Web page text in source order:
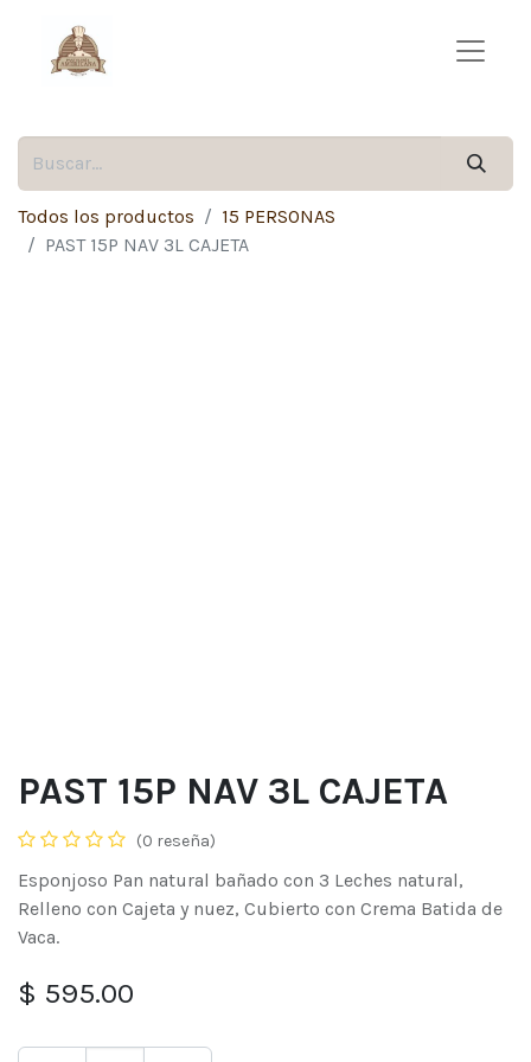
Todos los productos
15 PERSONAS
PAST 15P NAV 3L CAJETA
PAST 15P NAV 3L CAJETA
(0 reseña)
Esponjoso Pan natural bañado con 3 Leches natural,
Relleno con Cajeta y nuez, Cubierto con Crema Batida de
Vaca.
$ 595.00